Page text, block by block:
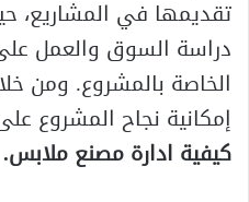
تقديمها في المشاريع،
دراسة السوق والعمل
الخاصة بالمشروع. ومن
إمكانية نجاح المشروع
كيفية ادارة مصنع ملابس.